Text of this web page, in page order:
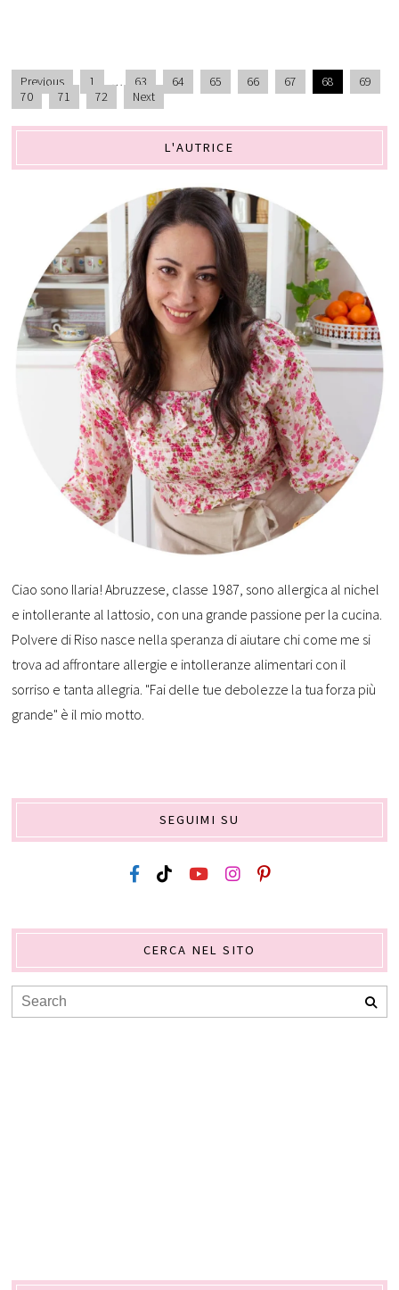
Previous 1 … 63 64 65 66 67 68
69
70
71 72 Next
L'AUTRICE
Ciao sono Ilaria! Abruzzese, classe 1987, sono allergica al nichel
e intollerante al lattosio, con una grande passione per la cucina.
Polvere di Riso nasce nella speranza di aiutare chi come me si
trova ad affrontare allergie e intolleranze alimentari con il
sorriso e tanta allegria. "Fai delle tue debolezze la tua forza più
grande" è il mio motto.
SEGUIMI SU
CERCA NEL SITO